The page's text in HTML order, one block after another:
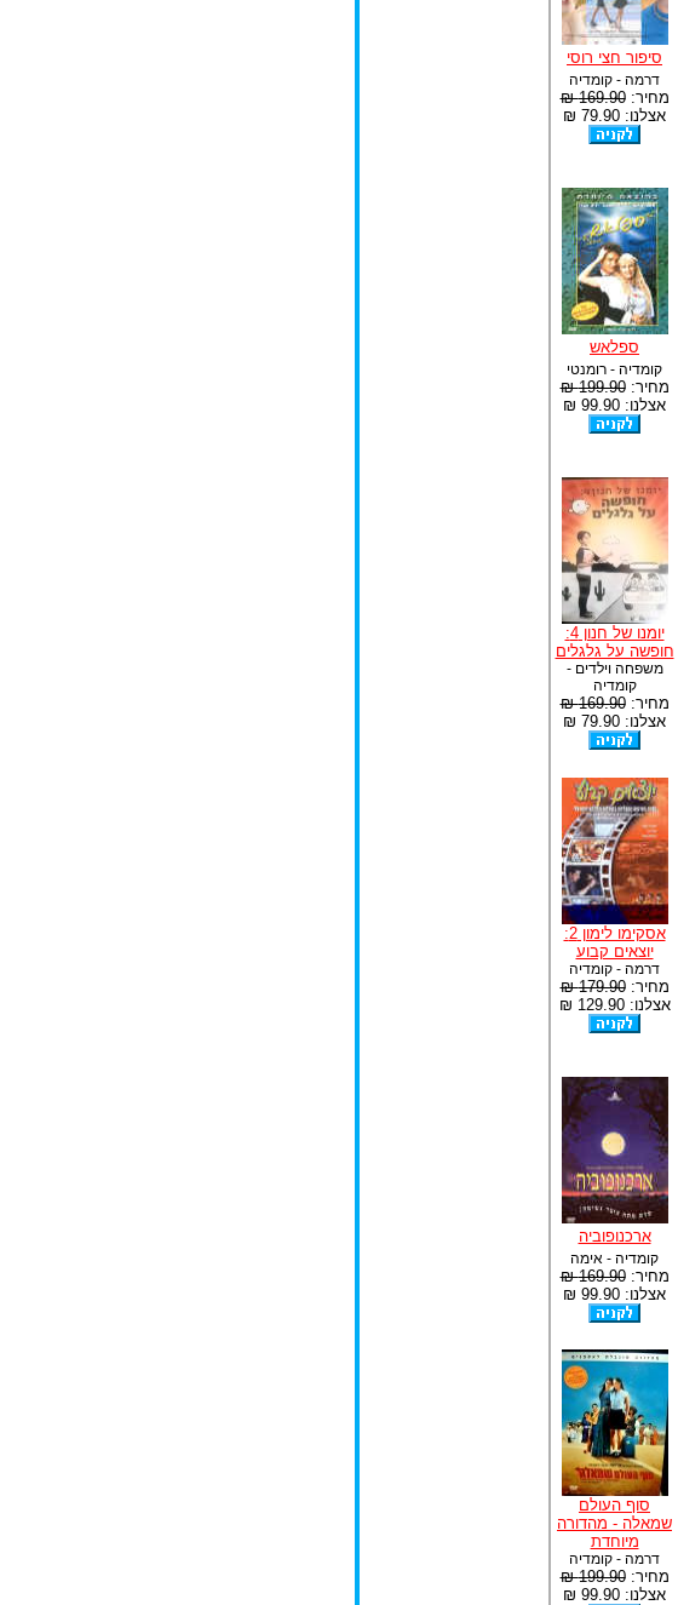
סיפור חצי רוסי
דרמה - קומדיה
מחיר:169.90 ₪
אצלנו: 79.90 ₪
ספלאש
קומדיה - רומנטי
מחיר:199.90 ₪
אצלנו: 99.90 ₪
יומנו של חנון 4:
חופשה על גלגלים
משפחה וילדים -
קומדיה
מחיר:169.90 ₪
אצלנו: 79.90 ₪
אסקימו לימון 2:
יוצאים קבוע
דרמה - קומדיה
מחיר:179.90 ₪
אצלנו: 129.90 ₪
ארכנופוביה
קומדיה - אימה
מחיר:169.90 ₪
אצלנו: 99.90 ₪
סוף העולם
שמאלה - מהדורה
מיוחדת
דרמה - קומדיה
מחיר:199.90 ₪
אצלנו: 99.90 ₪